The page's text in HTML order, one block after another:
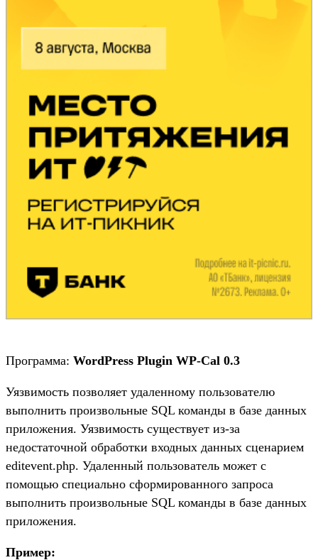
Программа: WordPress Plugin WP-Cal 0.3
Уязвимость позволяет удаленному пользователю
выполнить произвольные SQL команды в базе данных
приложения. Уязвимость существует из-за
недостаточной обработки входных данных сценарием
editevent.php. Удаленный пользователь может с
помощью специально сформированного запроса
выполнить произвольные SQL команды в базе данных
приложения.
Пример: